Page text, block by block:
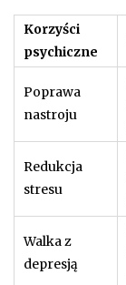
Korzyści
psychiczne
Poprawa
nastroju
Redukcja
stresu
Walka z
depresją